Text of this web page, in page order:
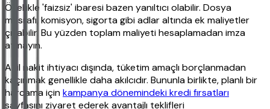
Özellikle 'faizsiz' ibaresi bazen yanıltıcı olabilir. Dosya
masrafı, komisyon, sigorta gibi adlar altında ek maliyetler
çıkabilir. Bu yüzden toplam maliyeti hesaplamadan imza
atmayın.
Acil nakit ihtiyacı dışında, tüketim amaçlı borçlanmadan
kaçınmak genellikle daha akılcıdır. Bununla birlikte, planlı bir
harcama içinkampanya dönemindeki kredi fırsatları
sayfasını ziyaret ederek avantajlı teklifleri